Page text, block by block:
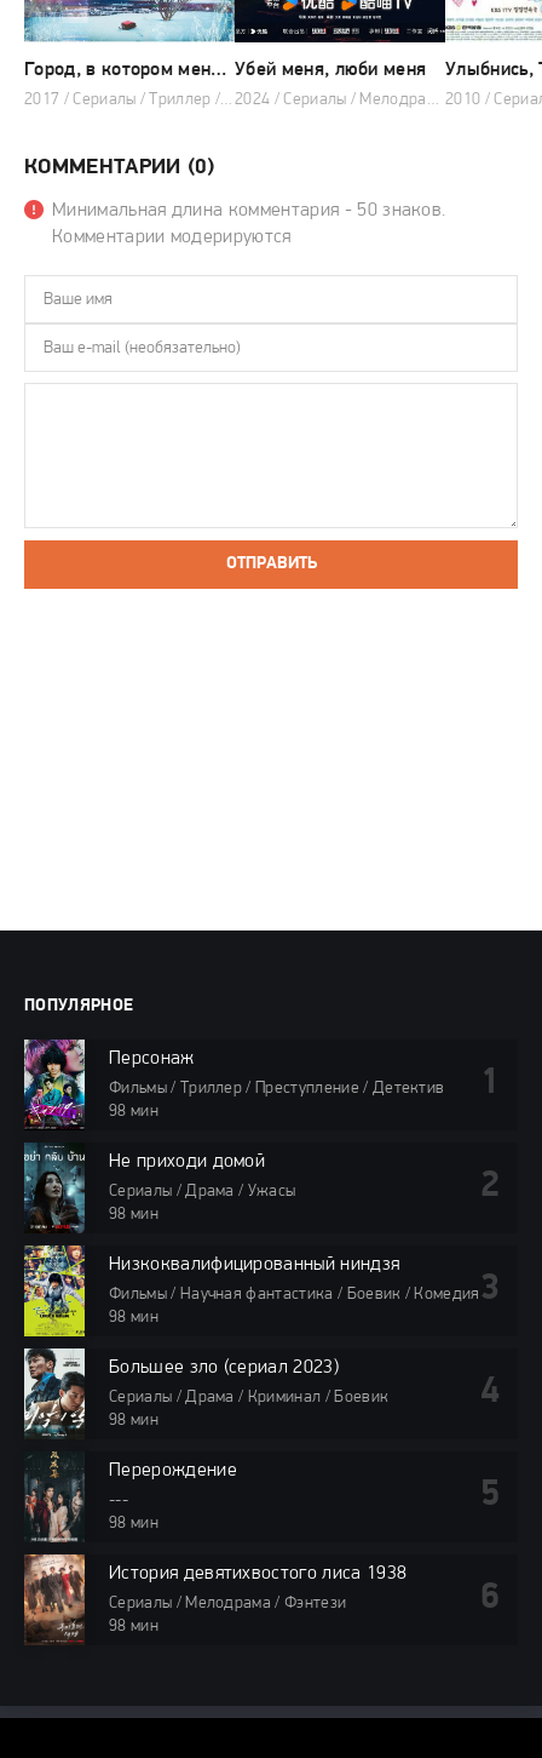
Город, в котором меня нет
2017 / Сериалы / Триллер / Драма / Детектив / Фэнтези
Убей меня, люби меня
2024 / Сериалы / Мелодрама / Детектив / 2024
Улыбнись,
КОММЕНТАРИИ (0)
Минимальная длина комментария - 50 знаков.
Комментарии модерируются
ОТПРАВИТЬ
ПОПУЛЯРНОЕ
Персонаж
Фильмы / Триллер / Преступление / Детектив
98 мин
Не приходи домой
Сериалы / Драма / Ужасы
98 мин
Низкоквалифицированный ниндзя
Фильмы / Научная фантастика / Боевик / Комедия
98 мин
Большее зло (сериал 2023)
Сериалы / Драма / Криминал / Боевик
98 мин
Перерождение
---
98 мин
История девятихвостого лиса 1938
Сериалы / Мелодрама / Фэнтези
98 мин